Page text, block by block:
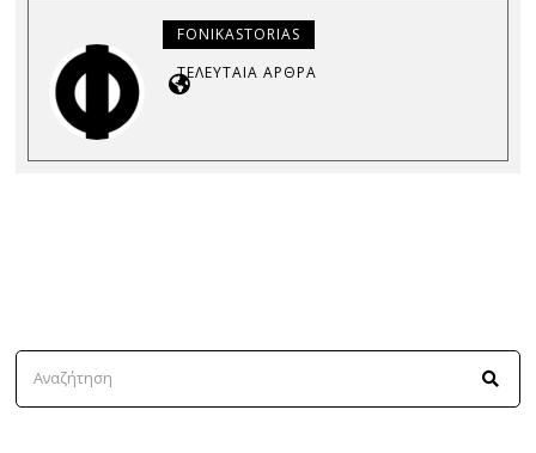
FONIKASTORIAS
ΤΕΛΕΥΤΑΊΑ ΆΡΘΡΑ